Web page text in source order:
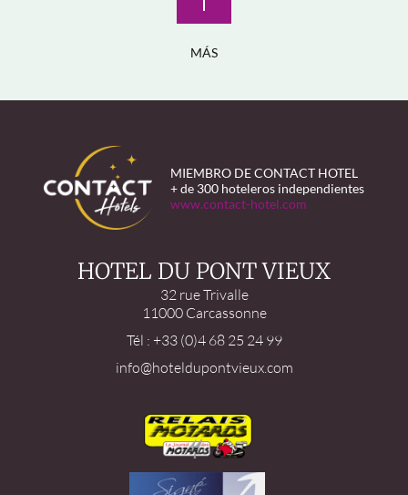
MÁS
MIEMBRO DE CONTACT HOTEL
+ de 300 hoteleros independientes
www.contact-hotel.com
HOTEL DU PONT VIEUX
32 rue Trivalle
11000 Carcassonne
Tél : +33 (0)4 68 25 24 99
info@hoteldupontvieux.com